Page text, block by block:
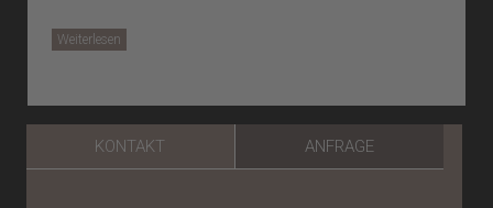
Weiterlesen
KONTAKT ANFRAGE